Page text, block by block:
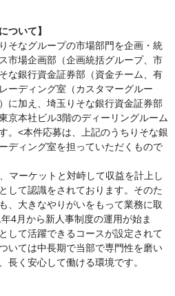
ついて】
そなグループの市場部門を企画・統
市場企画部（企画統括グループ、市
な銀行資金証券部（資金チーム、有
ーディング室（カスタマーグルー
に加え、埼玉りそな銀行資金証券部
京本社ビル3階のディーリングルーム
。<本件応募は、上記のうちりそな銀
ディング室を担っていただくもので
マーケットと対峙して収益を計上し
して認識をされております。そのた
、大きなやりがいをもって業務に取
4月から新人事制度の運用が始ま
して活躍できるコースが設定されて
いては中長期で当部で専門性を磨い
長く安心して働ける環境です。